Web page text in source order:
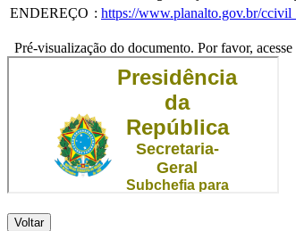
ENDEREÇO : https://www.planalto.gov.br/
Pré-visualização do documento. Por favor,
Voltar